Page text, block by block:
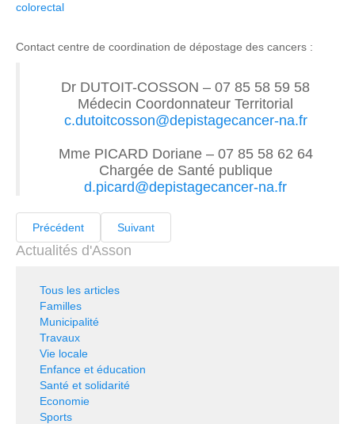
colorectal
Contact centre de coordination de dépostage des cancers :
Dr DUTOIT-COSSON – 07 85 58 59 58
Médecin Coordonnateur Territorial
c.dutoitcosson@depistagecancer-na.fr
Mme PICARD Doriane – 07 85 58 62 64
Chargée de Santé publique
d.picard@depistagecancer-na.fr
Précédent Suivant
Actualités d'Asson
Tous les articles
Familles
Municipalité
Travaux
Vie locale
Enfance et éducation
Santé et solidarité
Economie
Sports